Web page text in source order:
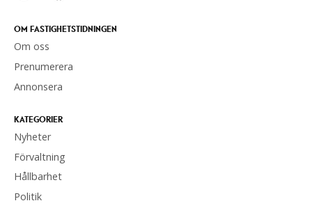
OM FASTIGHETSTIDNINGEN
Om oss
Prenumerera
Annonsera
KATEGORIER
Nyheter
Förvaltning
Hållbarhet
Politik